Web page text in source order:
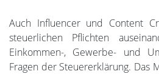
Auch Influencer und Content
steuerlichen Pflichten
Einkommen-, Gewerbe- und
Fragen der Steuererklärung. Das